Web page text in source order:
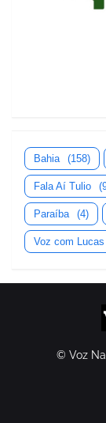
Bahia (158)
Fala Aí Tulio
Paraíba (4)
Voz com Lucas
© Voz